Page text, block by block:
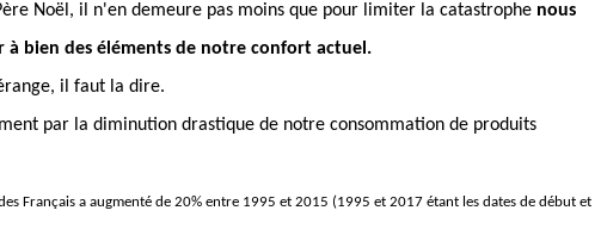
Noël, il n'en demeure pas moins que pour limiter la catastrophe nous
à bien des éléments de notre confort actuel.
il faut la dire.
par la diminution drastique de notre consommation de produits
Français a augmenté de 20% entre 1995 et 2015 (1995 et 2017 étant les dates de début et